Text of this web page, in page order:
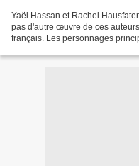
Yaël Hassan et Rachel
pas d'autre œuvre de ces
français. Les personnages